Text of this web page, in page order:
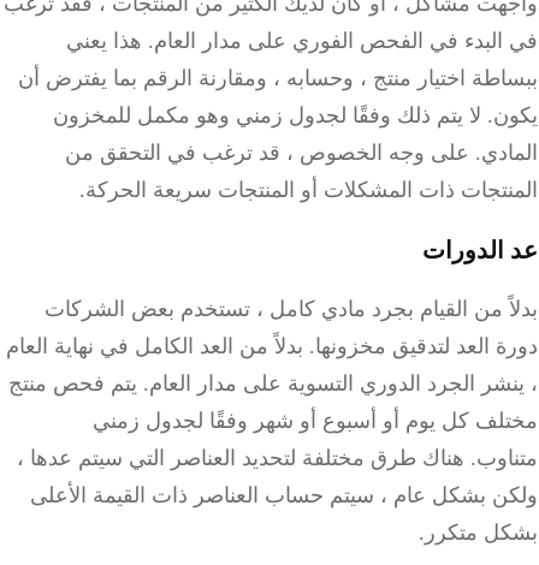
في الفحص الفوري على مدار العام.هذا يعني
اختيار منتج ، وحسابه ، ومقارنة الرقم بما يفترض أن
لا يتم ذلك وفقًا لجدول زمني وهو مكمل للمخزون
على وجه الخصوص ، قد ترغب في التحقق من
ذات المشكلات أو المنتجات سريعة الحركة.
من القيام بجرد مادي كامل ، تستخدم بعض الشركات
العد لتدقيق مخزونها.بدلاً من العد الكامل في نهاية العام
الجرد الدوري التسوية على مدار العام.يتم فحص منتج
كل يوم أو أسبوع أو شهر وفقًا لجدول زمني
هناك طرق مختلفة لتحديد العناصر التي سيتم عدها ،
بشكل عام ، سيتم حساب العناصر ذات القيمة الأعلى
متكرر.